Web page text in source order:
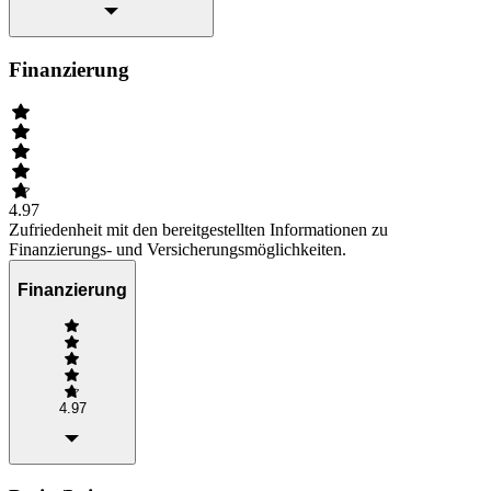
Finanzierung
4.97
Zufriedenheit mit den bereitgestellten Informationen zu
Finanzierungs- und Versicherungsmöglichkeiten.
Finanzierung
4.97